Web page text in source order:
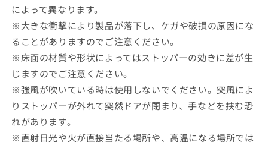
によって異なります。
※大きな衝撃により製品が落下し、ケガや破損の原因にな
ることがありますのでご注意ください。
※床面の材質や形状によってはストッパーの効きに差が生
じますのでご注意ください。
※強風が吹いている時は使用しないでください。突風によ
りストッパーが外れて突然ドアが閉まり、手などを挟む恐
れがあります。
※直射日光や火が直接当たる場所や、高温になる場所では